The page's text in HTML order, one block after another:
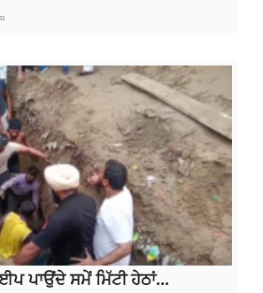
ਪਾਉਂਦੇ ਸਮੇਂ ਮਿੱਟੀ ਹੇਠਾਂ...